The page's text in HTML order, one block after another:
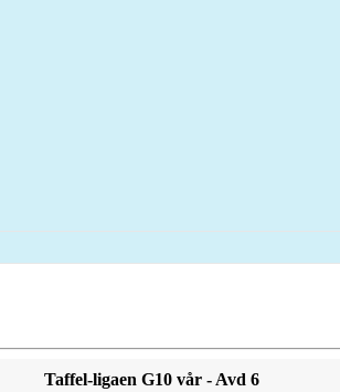
Taffel-ligaen G10 vår - Avd 6